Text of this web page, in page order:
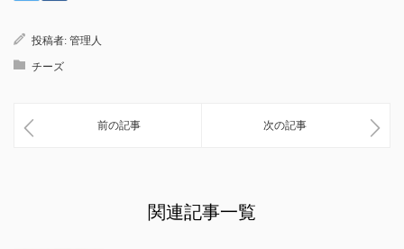
投稿者: 管理人
チーズ
前の記事 次の記事
関連記事一覧